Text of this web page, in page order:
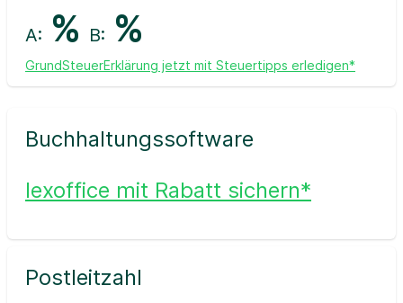
A: % B: %
GrundSteuerErklärung jetzt mit Steuertipps erledigen*
Buchhaltungssoftware
lexoffice mit Rabatt sichern*
Postleitzahl